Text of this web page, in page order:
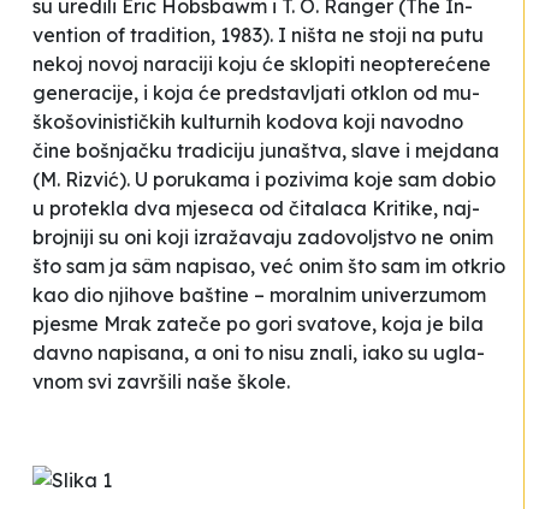
su ure­di­li Eric Hob­sbawm i T. O. Ran­ger (The In­
ven­ti­on of tra­di­ti­on, 1983). I ni­šta ne sto­ji na pu­tu
ne­koj no­voj na­ra­ci­ji ko­ju će sklo­pi­ti ne­op­te­rećene
ge­ne­ra­ci­je, i ko­ja će pred­stav­lja­ti ot­klon od mu­
ško­šo­vi­nis­tičkih kul­tur­nih ko­do­va ko­ji na­vo­dno
čine boš­njačku tra­di­ci­ju junaštva, sla­ve i mej­da­na
(M. Ri­zvić). U po­ru­ka­ma i po­zi­vi­ma ko­je sam do­bio
u pro­te­kla dva mjese­ca od čita­la­ca Kri­ti­ke, naj­
broj­ni­ji su oni ko­ji izražava­ju za­do­volj­stvo ne onim
što sam ja sâm na­pi­sao, već onim što sam im ot­krio
kao dio nji­ho­ve ba­šti­ne – mo­ral­nim uni­ver­zu­mom
pje­sme Mrak za­teče po go­ri sva­to­ve, ko­ja je bi­la
da­vno na­pi­sa­na, a oni to ni­su zna­li, iako su ugla­
vnom svi za­vrši­li na­še ško­le.